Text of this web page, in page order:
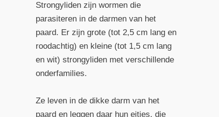
Strongyliden zijn wormen die
parasiteren in de darmen van het
paard. Er zijn grote (tot 2,5 cm lang en
roodachtig) en kleine (tot 1,5 cm lang
en wit) strongyliden met verschillende
onderfamilies.
Ze leven in de dikke darm van het
paard en leggen daar hun eitjes, die